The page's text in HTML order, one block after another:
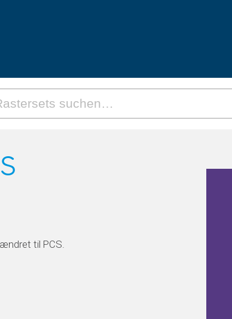
til PCS.